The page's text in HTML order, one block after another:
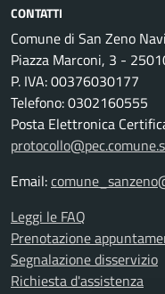
CONTATTI
Comune di San Zeno
Piazza Marconi, 3 -
P. IVA: 00376030177
Telefono: 0302160555
Posta Elettronica
Email:
Leggi le FAQ
Prenotazione
Segnalazione disservizio
Richiesta d'assistenza